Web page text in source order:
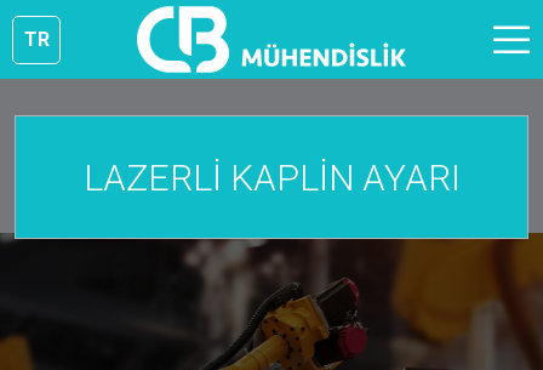
TR
LAZERLİ KAPLİN AYARI